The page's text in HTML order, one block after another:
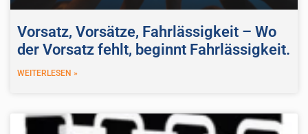
Vorsatz, Vorsätze, Fahrlässigkeit – Wo
der Vorsatz fehlt, beginnt Fahrlässigkeit.
WEITERLESEN »